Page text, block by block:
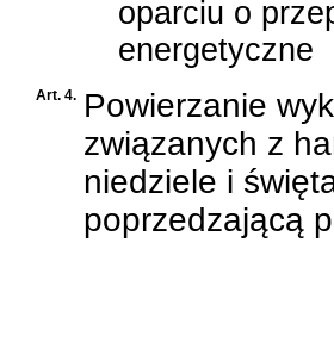
oparciu o
energetyczne
Art. 4. Powierzanie
związanych z
niedziele i
poprzedzającą